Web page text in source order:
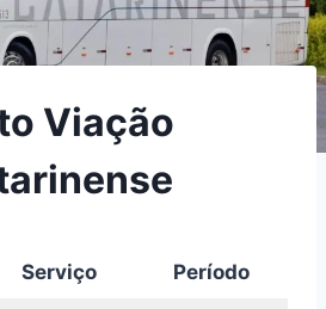
Viação
Serviço Período